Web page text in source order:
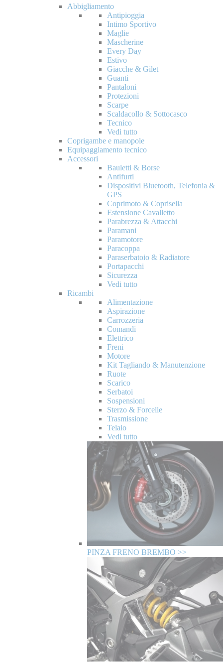
Abbigliamento
Antipioggia
Intimo Sportivo
Maglie
Mascherine
Every Day
Estivo
Giacche & Gilet
Guanti
Pantaloni
Protezioni
Scarpe
Scaldacollo & Sottocasco
Tecnico
Vedi tutto
Coprigambe e manopole
Equipaggiamento tecnico
Accessori
Bauletti & Borse
Antifurti
Dispositivi Bluetooth, Telefonia &
GPS
Coprimoto & Coprisella
Estensione Cavalletto
Parabrezza & Attacchi
Paramani
Paramotore
Paracoppa
Paraserbatoio & Radiatore
Portapacchi
Sicurezza
Vedi tutto
Ricambi
Alimentazione
Aspirazione
Carrozzeria
Comandi
Elettrico
Freni
Motore
Kit Tagliando & Manutenzione
Ruote
Scarico
Serbatoi
Sospensioni
Sterzo & Forcelle
Trasmissione
Telaio
Vedi tutto
PINZA FRENO BREMBO >>